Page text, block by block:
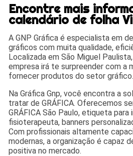
Encontre mais
calendário de folha
A GNP Gráfica é especialista em
gráficos com muita qualidade,
Localizada em São Miguel
empresa irá te surpreender com a
fornecer produtos do setor gráfico.
Na Gráfica Gnp, você encontra a
tratar de GRÁFICA. Oferecemos
GRÁFICA São Paulo, etiqueta
fisioterapeuta, banners
Com profissionais altamente
modernas, a organização é capaz
positiva no mercado.